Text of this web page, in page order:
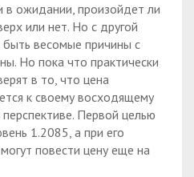
в ожидании, произойдет ли
или нет. Но с другой
весомые причины с
Но пока что практически
в то, что цена
к своему восходящему
Первой целью
1.2085, а при его
повести цену еще на